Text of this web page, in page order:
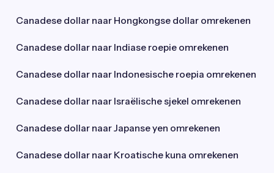
Canadese dollar naar Hongkongse dollar omrekenen
Canadese dollar naar Indiase roepie omrekenen
Canadese dollar naar Indonesische roepia omrekenen
Canadese dollar naar Israëlische sjekel omrekenen
Canadese dollar naar Japanse yen omrekenen
Canadese dollar naar Kroatische kuna omrekenen